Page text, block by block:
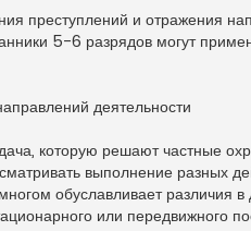
преступлений и отражения
5-6 разрядов могут
деятельности
которую решают частные
выполнение разных
обуславливает различия
или передвижного